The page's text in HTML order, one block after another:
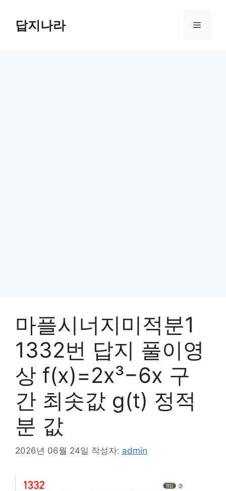
답지나라 메
마플시너지미적분1
1332번 답지 풀이영
상 f(x)=2x³−6x 구
간 최솟값 g(t) 정적
분 값
2026년 06월 24일 작성자: admin